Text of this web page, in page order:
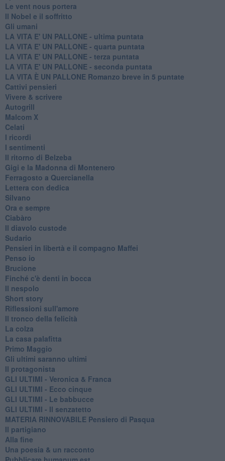
Le vent nous portera
Il Nobel e il soffritto
Gli umani
LA VITA E' UN PALLONE - ultima puntata
LA VITA E' UN PALLONE - quarta puntata
LA VITA E' UN PALLONE - terza puntata
LA VITA E' UN PALLONE - seconda puntata
LA VITA È UN PALLONE Romanzo breve in 5 puntate
Cattivi pensieri
Vivere & scrivere
Autogrill
Malcom X
Celati
I ricordi
I sentimenti
Il ritorno di Belzeba
Gigi e la Madonna di Montenero
Ferragosto a Quercianella
Lettera con dedica
Silvano
Ora e sempre
Ciabàro
Il diavolo custode
Sudario
Pensieri in libertà e il compagno Maffei
Penso io
Brucione
Finché c'è denti in bocca
Il nespolo
Short story
Riflessioni sull'amore
Il tronco della felicità
La colza
La casa palafitta
Primo Maggio
Gli ultimi saranno ultimi
Il protagonista
GLI ULTIMI - Veronica & Franca
GLI ULTIMI - Ecco cinque
GLI ULTIMI - Le babbucce
GLI ULTIMI - Il senzatetto
MATERIA RINNOVABILE Pensiero di Pasqua
Il partigiano
Alla fine
Una poesia & un racconto